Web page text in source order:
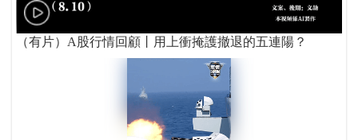
（有片）A股行情回顧丨用上衝掩護撤退的五連陽？